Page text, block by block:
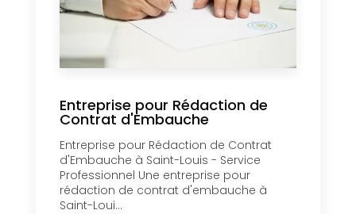
Entreprise pour Rédaction de
Contrat d'Embauche
Entreprise pour Rédaction de Contrat
d'Embauche à Saint-Louis - Service
Professionnel Une entreprise pour
rédaction de contrat d'embauche à
Saint-Loui...